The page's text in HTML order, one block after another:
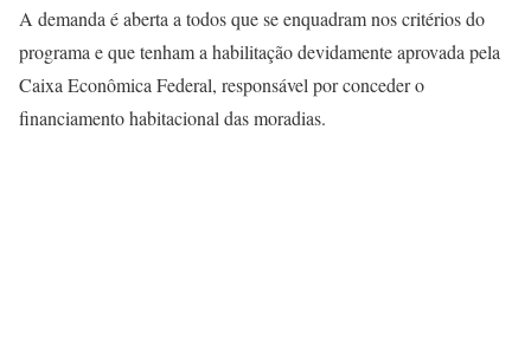
A demanda é aberta a todos que se enquadram nos critérios do
programa e que tenham a habilitação devidamente aprovada pela
Caixa Econômica Federal, responsável por conceder o
financiamento habitacional das moradias.